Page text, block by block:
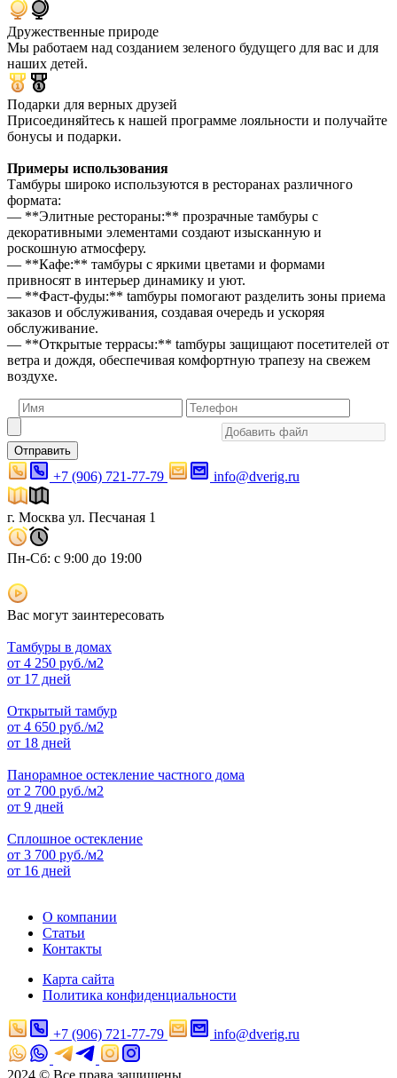
Дружественные природе
Мы работаем над созданием зеленого будущего для вас и для
наших детей.
Подарки для верных друзей
Присоединяйтесь к нашей программе лояльности и получайте
бонусы и подарки.
Примеры использования
Тамбуры широко используются в ресторанах различного
формата:
— **Элитные рестораны:** прозрачные тамбуры с
декоративными элементами создают изысканную и
роскошную атмосферу.
— **Кафе:** тамбуры с яркими цветами и формами
привносят в интерьер динамику и уют.
— **Фаст-фуды:** tamбуры помогают разделить зоны приема
заказов и обслуживания, создавая очередь и ускоряя
обслуживание.
— **Открытые террасы:** tamбуры защищают посетителей от
ветра и дождя, обеспечивая комфортную трапезу на свежем
воздухе.
Отправить
+7 (906) 721-77-79 info@dverig.ru
г. Москва ул. Песчаная 1
Пн-Сб: с 9:00 до 19:00
Вас могут заинтересовать
Тамбуры в домах
от 4 250 руб./м2
от 17 дней
Открытый тамбур
от 4 650 руб./м2
от 18 дней
Панорамное остекление частного дома
от 2 700 руб./м2
от 9 дней
Сплошное остекление
от 3 700 руб./м2
от 16 дней
О компании
Статьи
Контакты
Карта сайта
Политика конфиденциальности
+7 (906) 721-77-79 info@dverig.ru
2024 © Все права защищены